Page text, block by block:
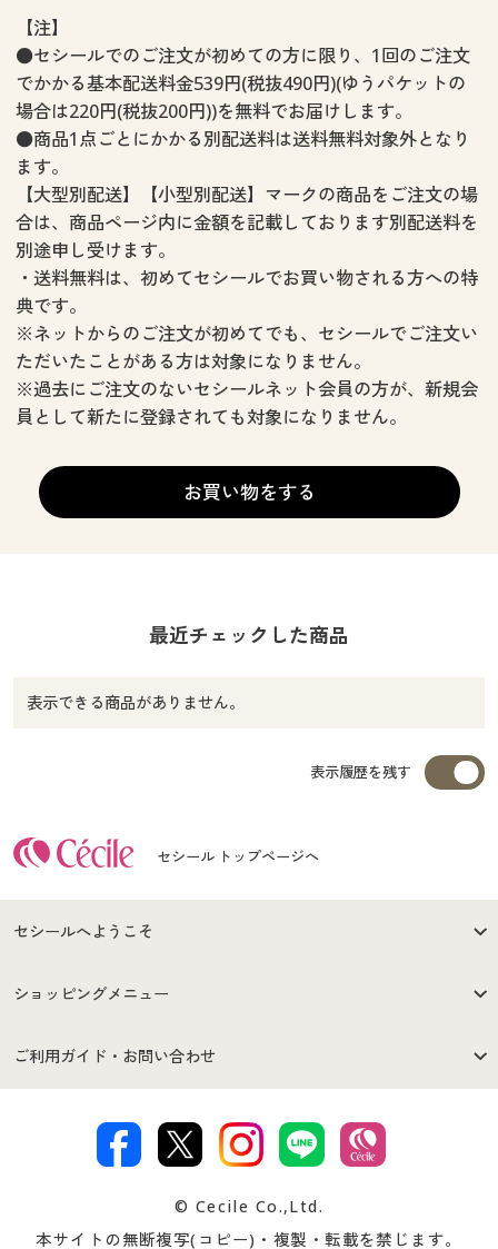
大きいサイズ レディース下着
大きいサイズ メンズ
大きいサイズ 事務・制服
シークレットセール
商品カテゴリ一覧
カタログ
カタログ・チラシからのご注文
デジタルカタログ
カタログ無料プレゼント
会員メニュー
マイページ
閲覧履歴
お気に入り
大きいサイズ メンズ
大きいサイズ 事務・制服
カタログ・チラシからのご注文
デジタルカタログ
カタログ無料プレゼント
会員メニュー
マイページ
閲覧履歴
お気に入り
サポート
ご利用ガイド
【注】
●セシールでのご注文が初めての方に限り、1回のご注文
でかかる基本配送料金539円(税抜490円)(ゆうパケットの
場合は220円(税抜200円))を無料でお届けします。
●商品1点ごとにかかる別配送料は送料無料対象外となり
ます。
【大型別配送】【小型別配送】マークの商品をご注文の場
合は、商品ページ内に金額を記載しております別配送料を
別途申し受けます。
・送料無料は、初めてセシールでお買い物される方への特
典です。
※ネットからのご注文が初めてでも、セシールでご注文い
ただいたことがある方は対象になりません。
※過去にご注文のないセシールネット会員の方が、新規会
員として新たに登録されても対象になりません。
お買い物をする
最近チェックした商品
表示できる商品がありません。
表示履歴を残す
セシール トップページへ
セシールへようこそ
はじめての方へ
セシールご利用規約
著作権・商標について 会社案内
ショッピングメニュー
商品カテゴリ
プレゼント＆キャンペーン サイトマップ
ご利用ガイド・お問い合わせ
交換・返品は お支払は
© Cecile Co.,Ltd.
本サイトの無断複写(コピー)・複製・転載を禁じます。